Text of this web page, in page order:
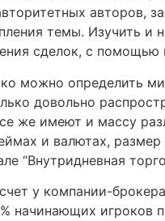
авторов,
темы. Изучить и
сделок, с помощью
можно определить
довольно
же имеют и массу
и валютах, размер
“Внутридневная
у компании-
начинающих игроков